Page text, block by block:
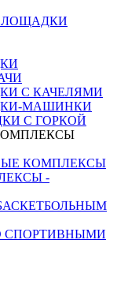
С КАЧЕЛЯМИ
МАШИНКИ
С ГОРКОЙ
КОМПЛЕКСЫ
-
СПОРТИВНЫМИ